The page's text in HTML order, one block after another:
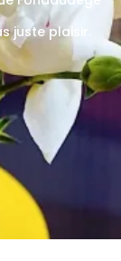
juste plaisir.